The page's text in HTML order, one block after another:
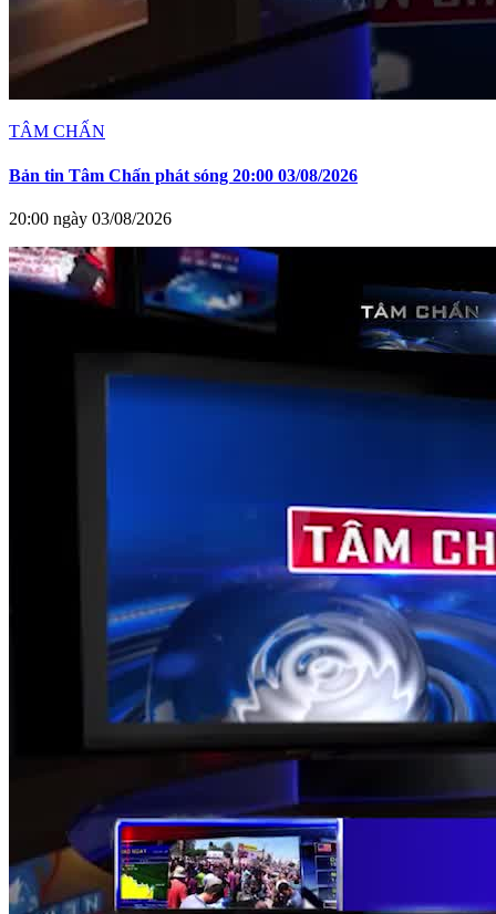
TÂM CHẤN
Bản tin Tâm Chấn phát sóng 20:00 03/08/2026
20:00 ngày 03/08/2026